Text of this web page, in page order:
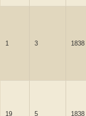
1 3 1838
19 5 1838